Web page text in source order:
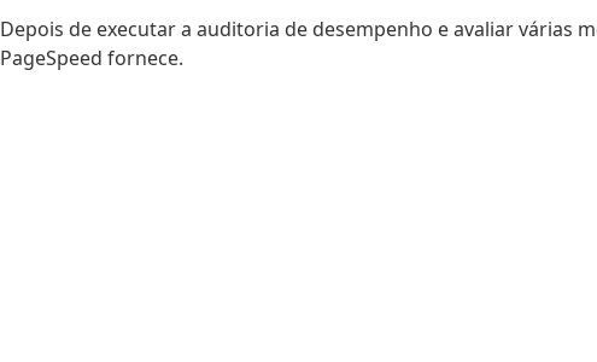
Depois de executar a auditoria de desempenho e avaliar várias
PageSpeed fornece.